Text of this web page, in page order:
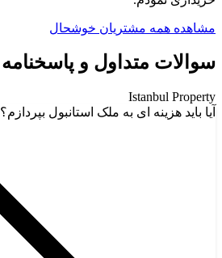
مشاهده همه مشتریان خوشحال
سوالات متداول و پاسخنامه
Istanbul Property
آیا باید هزینه ای به ملک استانبول بپردازم؟